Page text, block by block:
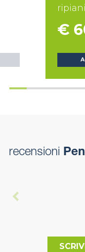
€
recensioni